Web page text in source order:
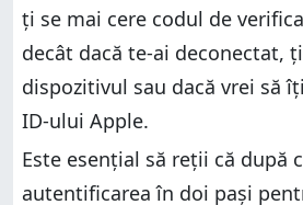
ți se mai cere codul de
decât dacă te-ai deconectat,
dispozitivul sau dacă vrei să
ID-ului Apple.
Este esențial să reții că după
autentificarea în doi pași